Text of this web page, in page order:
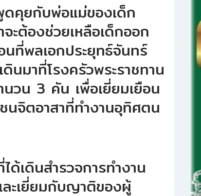
ดคุยกับพ่อแม่ของเด็ก
ะต้องช่วยเหลือเด็กออก
นที่พลเอกประยุทธ์จันทร์
นมาที่โรงครัวพระราชทาน
วน 3 คัน เพื่อเยี่ยมเยือน
ชนจิตอาสาที่ทำงานอุทิศตน
ด้เดินสำรวจการทำงาน
ละเยี่ยมกับญาติของผู้